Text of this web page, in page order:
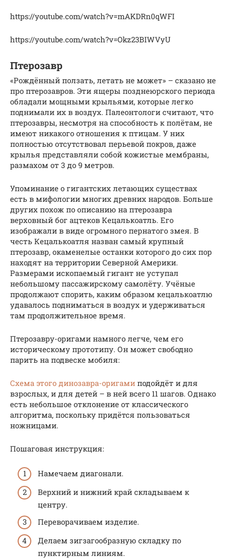
https://youtube.com/watch?v=mAKDRn0qWFI
https://youtube.com/watch?v=Okz23BIWVyU
Птерозавр
«Рождённый ползать, летать не может» – сказано не
про птерозавров. Эти ящеры позднеюрского периода
обладали мощными крыльями, которые легко
поднимали их в воздух. Палеонтологи считают, что
птерозавры, несмотря на способность к полётам, не
имеют никакого отношения к птицам. У них
полностью отсутствовал перьевой покров, даже
крылья представляли собой кожистые мембраны,
размахом от 3 до 9 метров.
Упоминание о гигантских летающих существах
есть в мифологии многих древних народов. Больше
других похож по описанию на птерозавра
верховный бог ацтеков Кецалькоатль. Его
изображали в виде огромного пернатого змея. В
честь Кецалькоатля назван самый крупный
птерозавр, окаменелые останки которого до сих пор
находят на территории Северной Америки.
Размерами ископаемый гигант не уступал
небольшому пассажирскому самолёту. Учёные
продолжают спорить, каким образом кецалькоатлю
удавалось подниматься в воздух и удерживаться
там продолжительное время.
Птерозавру-оригами намного легче, чем его
историческому прототипу. Он может свободно
парить на подвеске мобиля:
Схема этого динозавра-оригами подойдёт и для
взрослых, и для детей – в ней всего 11 шагов. Однако
есть небольшое отклонение от классического
алгоритма, поскольку придётся пользоваться
ножницами.
Пошаговая инструкция:
Намечаем диагонали.
Верхний и нижний край складываем к
центру.
Переворачиваем изделие.
Делаем зигзагообразную складку по
пунктирным линиям.